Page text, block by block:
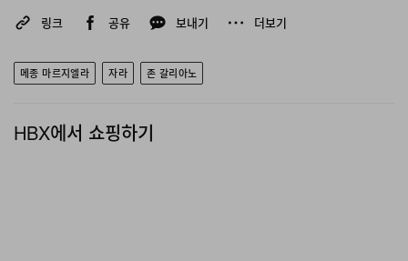
링크 공유 보내기 더보기
메종 마르지엘라 자라 존 갈리아노
HBX에서 쇼핑하기